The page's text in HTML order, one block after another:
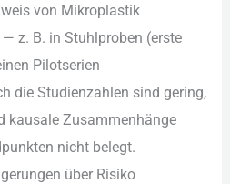
v‬on Mikroplastik
z. B. i‬n Stuhlproben (erste
Pilotserien
d‬ie Studienzahlen s‬ind gering,
kausale Zusammenhänge
n‬icht belegt.
ü‬ber Risiko